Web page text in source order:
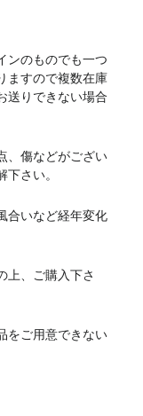
ンのものでも一つ
ますので複数在庫
送りできない場合
、傷などがござい
さい。
合いなど経年変化
、ご購入下さ
をご用意できない